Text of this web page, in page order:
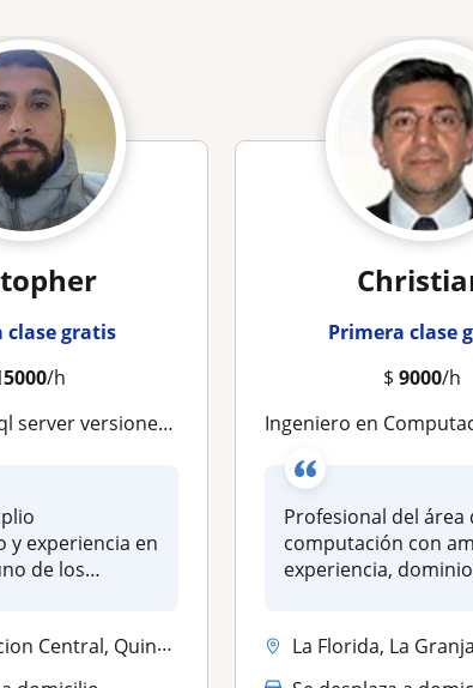
clase gratis
/h
(Sin clase gratuita)
y experiencia en
de los
Quinta Normal, Santiago ciudad
Primera clase
$9000/h
Ingeniero en Computación e Informática
Profesional del área
computación con
experiencia, dominio
La Florida, La Granja, Macul,